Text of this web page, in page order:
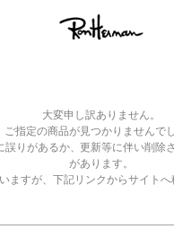
大変申し訳ありません。
ご指定の商品が見つかりませんでし
誤りがあるか、更新等に伴い削除
があります。
ますが、下記リンクからサイトへ